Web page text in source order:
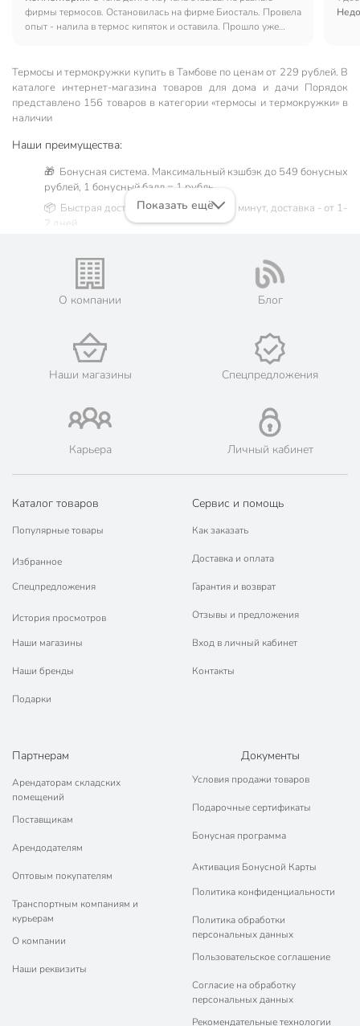
фирмы термосов. Остановилась на фирме Биосталь. Провела
опыт - налила в термос кипяток и оставила. Прошло уже
Термосы и термокружки купить в Тамбове по ценам от 229 рублей. В
каталоге интернет-магазина товаров для дома и дачи Порядок
представлено 156 товаров в категории «термосы и термокружки» в
наличии
Наши преимущества:
🎁 Бонусная система. Максимальный кэшбэк до 549 бонусных
рублей, 1 бонусный балл = 1 рубль.
📦 Быстрая доставка. Самовывоз от 60 минут, доставка - от 1-
2 дней.
Жители Тамбовской области могут сделать заказ и оплатить
его онлайн на официальном сайте сети магазинов Порядок.
Мы предлагаем бесплатную курьерскую доставку для товара
«термосы и термокружки» при заказе от 3000 рублей в такие
Жердевка, Кирсанов, Уварово, Бондари, Инжавино, Мордово,
Мучкапский, Первомайский, Петровское, Пичаево, Ржакса,
Сатинка, Староюрьево, Умёт, а также Пенза, Кузнецк.
🛍 Скидки, акции, распродажи каждый день!
📜 Только оригинальная продукция. Интернет-гипермаркет
Порядок - официальный представитель ведущих мировых
марок.
Показать ещё
О компании Блог
Наши магазины Спецпредложения
Карьера Личный кабинет
Каталог товаров
Популярные товары
Избранное
Спецпредложения
История просмотров
Наши магазины
Наши бренды
Подарки
Сервис и помощь
Как заказать
Доставка и оплата
Гарантия и возврат
Отзывы и предложения
Вход в личный кабинет
Контакты
Партнерам
Арендаторам складских
помещений
Поставщикам
Арендодателям
Оптовым покупателям
Транспортным компаниям и
курьерам
О компании
Наши реквизиты
Документы
Условия продажи товаров
Подарочные сертификаты
Бонусная программа
Активация Бонусной Карты
Политика конфиденциальности
Политика обработки
персональных данных
Пользовательское соглашение
Согласие на обработку
персональных данных
Рекомендательные технологии